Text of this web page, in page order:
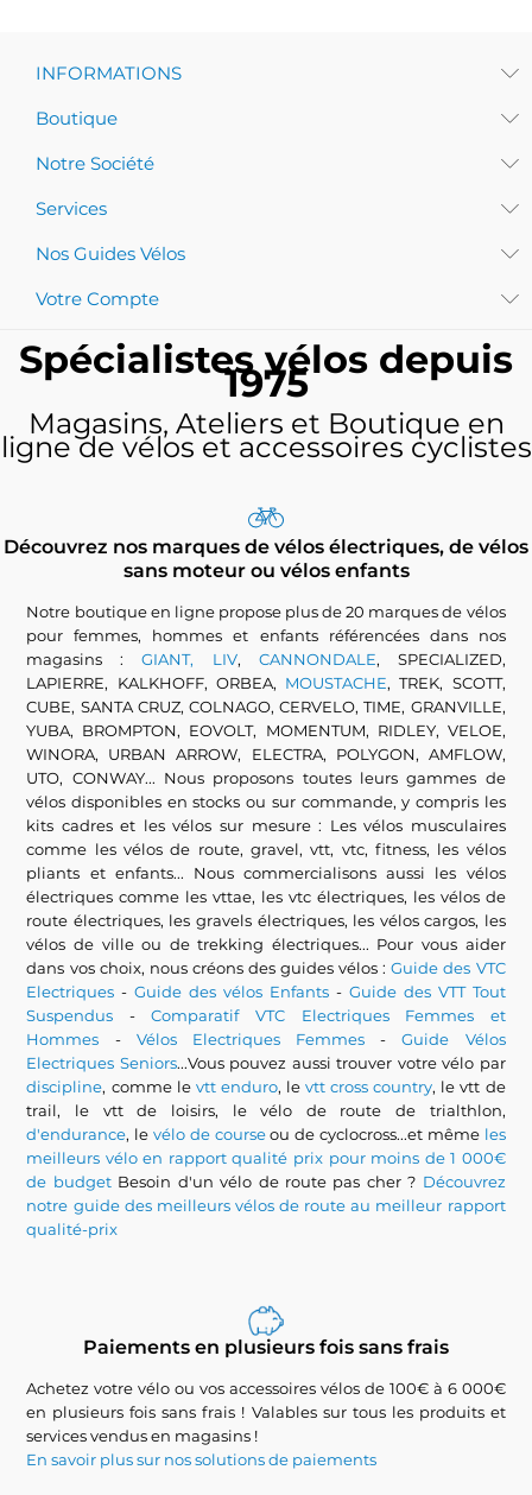
INFORMATIONS
Boutique
Notre Société
Services
Nos Guides Vélos
Votre Compte
Spécialistes vélos depuis
1975
Magasins, Ateliers et Boutique en
ligne de vélos et accessoires cyclistes
Découvrez nos marques de vélos électriques, de vélos
sans moteur ou vélos enfants
Notre boutique en ligne propose plus de 20 marques de vélos
pour femmes, hommes et enfants référencées dans nos
magasins :GIANT, LIV, CANNONDALE, SPECIALIZED,
LAPIERRE, KALKHOFF, ORBEA, MOUSTACHE, TREK, SCOTT,
CUBE, SANTA CRUZ, COLNAGO, CERVELO, TIME, GRANVILLE,
YUBA, BROMPTON, EOVOLT, MOMENTUM, RIDLEY, VELOE,
WINORA, URBAN ARROW, ELECTRA, POLYGON, AMFLOW,
UTO, CONWAY... Nous proposons toutes leurs gammes de
vélos disponibles en stocks ou sur commande, y compris les
kits cadres et les vélos sur mesure : Les vélos musculaires
comme les vélos de route, gravel, vtt, vtc, fitness, les vélos
pliants et enfants... Nous commercialisons aussi les vélos
électriques comme les vttae, les vtc électriques, les vélos de
route électriques, les gravels électriques, les vélos cargos, les
vélos de ville ou de trekking électriques... Pour vous aider
dans vos choix, nous créons des guides vélos :Guide des VTC
Electriques -Guide des vélos Enfants - Guide des VTT Tout
Suspendus -Comparatif VTC Electriques Femmes et
Hommes - Vélos Electriques Femmes -Guide Vélos
Electriques Seniors...Vous pouvez aussi trouver votre vélo par
discipline, comme le vtt enduro, levtt cross country, le vtt de
trail, le vtt de loisirs, le vélo de route de trialthlon,
d'endurance, levélo de courseou de cyclocross...et même les
meilleurs vélo en rapport qualité prix pour moins de 1 000€
de budgetBesoin d'un vélo de route pas cher ? Découvrez
notre guide des meilleurs vélos de route au meilleur rapport
qualité-prix
Paiements en plusieurs fois sans frais
Achetez votre vélo ou vos accessoires vélos de 100€ à 6 000€
en plusieurs fois sans frais ! Valables sur tous les produits et
services vendus en magasins !
En savoir plus sur nos solutions de paiements